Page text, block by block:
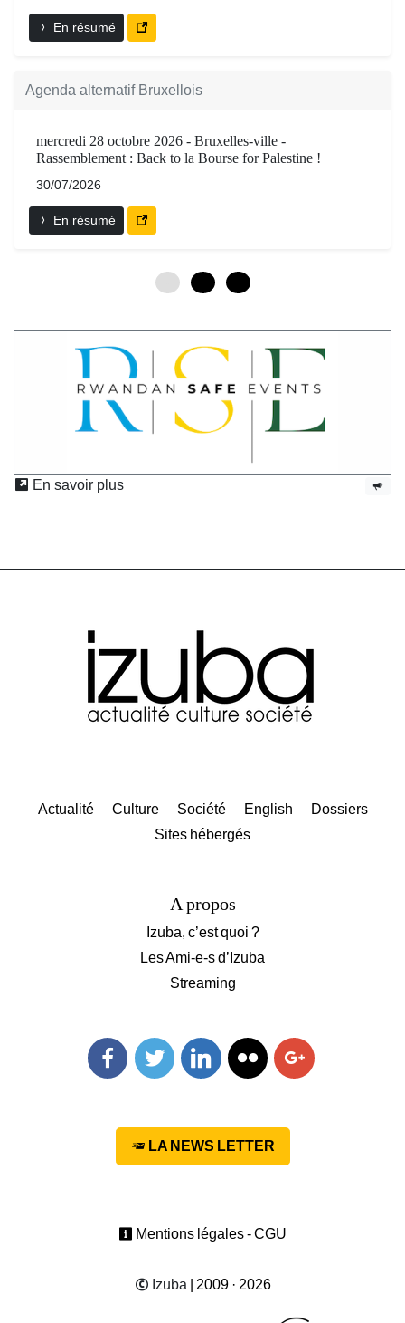
En résumé
Agenda alternatif Bruxellois
mercredi 28 octobre 2026 - Bruxelles-ville -
Rassemblement : Back to la Bourse for Palestine !
30/07/2026
En résumé
En savoir plus
Actualité Culture Société English
Dossiers
Sites hébergés
A propos
Izuba, c’est quoi ?
Les Ami-e-s d’Izuba
Streaming
LA NEWS LETTER
Mentions légales - CGU
Izuba | 2009 · 2026